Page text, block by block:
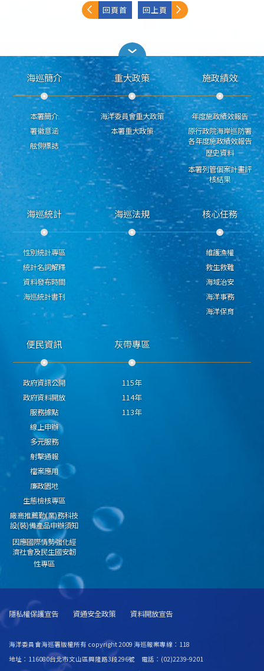
回頁首 回上頁
海巡簡介
本署簡介
署徽意涵
舷側標誌
重大政策
海洋委員會重大政策
本署重大政策
施政績效
年度施政績效報告
原行政院海岸巡防署
各年度施政績效報告
歷史資料
本署列管個案計畫評
核結果
海巡統計
性別統計專區
統計名詞解釋
資料發布時間
海巡統計書刊
海巡法規 核心任務
維護漁權
救生救難
海域治安
海洋事務
海洋保育
便民資訊
政府資訊公開
政府資料開放
服務據點
線上申辦
多元服務
射擊通報
檔案應用
廉政園地
生態檢核專區
廠商推薦勤(業)務科技
設(裝)備產品申辦須知
因應國際情勢強化經
濟社會及民生國安韌
性專區
灰帶專區
115年
114年
113年
隱私權保護宣告 資通安全政策 資料開放宣告
海洋委員會海巡署版權所有 copyright 2009 海巡報案專線：118
地址：116080台北市文山區興隆路3段296號 電話：(02)2239-9201